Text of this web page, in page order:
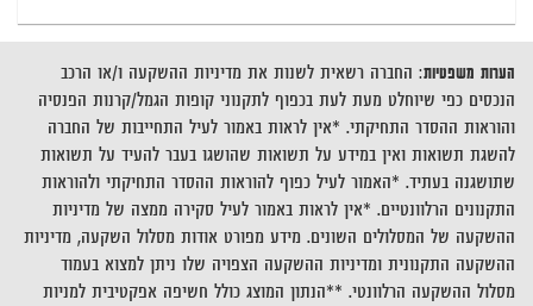
הערות משפטיות: החברה רשאית לשנות את מדיניות ההשקעה ו/או הרכב
הנכסים כפי שיוחלט מעת לעת בכפוף לתקנוני קופות הגמל/קרנות הפנסיה
והוראות ההסדר התחיקתי. *אין לראות באמור לעיל התחייבות של החברה
להשגת תשואות ואין במידע על תשואות שהושגו בעבר להעיד על תשואות
שתושגנה בעתיד. *האמור לעיל כפוף להוראות ההסדר התחיקתי ולהוראות
התקנונים הרלוונטיים. *אין לראות באמור לעיל סקירה ממצה של מדיניות
ההשקעה של המסלולים השונים. מידע מפורט אודות מסלול השקעה, מדיניות
ההשקעה התקנונית ומדיניות ההשקעה הצפויה שלו ניתן למצוא בעמוד
מסלול ההשקעה הרלוונטי. **הנתון המוצג כולל חשיפה אפקטיבית למניות